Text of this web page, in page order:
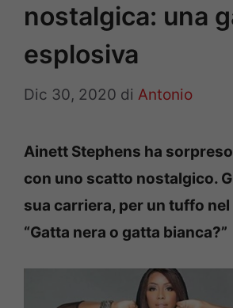
nostalgica: una
esplosiva
Dic 30, 2020 di Antonio
Ainett Stephens ha
con uno scatto nostalgico.
sua carriera, per un tuffo
“Gatta nera o gatta bianca?”